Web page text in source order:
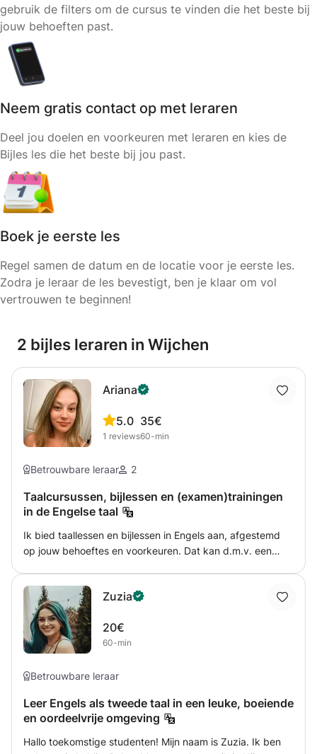
gebruik de filters om de cursus te vinden die het beste bij
jouw behoeften past.
Neem gratis contact op met leraren
Deel jou doelen en voorkeuren met leraren en kies de
Bijles les die het beste bij jou past.
Boek je eerste les
Regel samen de datum en de locatie voor je eerste les.
Zodra je leraar de les bevestigt, ben je klaar om vol
vertrouwen te beginnen!
2 bijles leraren in Wijchen
Ariana
5.0
1 reviews
35€
60-min
Betrouwbare leraar 2
Taalcursussen, bijlessen en (examen)trainingen
in de Engelse taal
Ik bied taallessen en bijlessen in Engels aan, afgestemd
op jouw behoeftes en voorkeuren. Dat kan d.m.v. een
om richting te geven aan de inhoud van de lessen.
Zuzia
20€
60-min
Betrouwbare leraar
Leer Engels als tweede taal in een leuke, boeiende
en oordeelvrije omgeving
Hallo toekomstige studenten! Mijn naam is Zuzia. Ik ben